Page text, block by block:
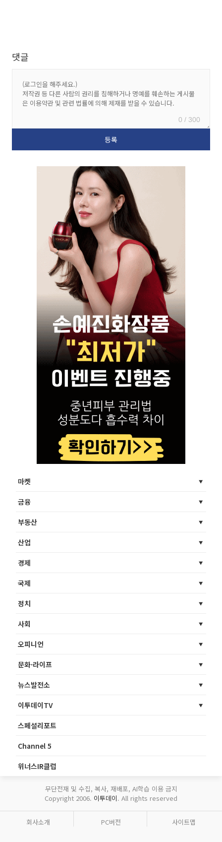
댓글
0 / 300
마켓
금융
부동산
산업
경제
국제
정치
사회
오피니언
문화·라이프
뉴스발전소
이투데이TV
스페셜리포트
Channel 5
위너스IR클럽
무단전재 및 수집, 복사, 재배포, AI학습 이용 금지
Copyright 2006. 이투데이. All rights reserved
회사소개 PC버전 사이트맵